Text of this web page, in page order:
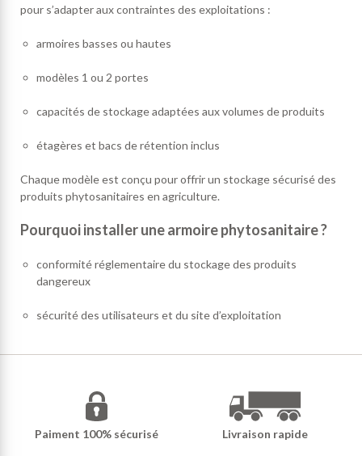
pour s’adapter aux contraintes des exploitations :
armoires basses ou hautes
modèles 1 ou 2 portes
capacités de stockage adaptées aux volumes de produits
étagères et bacs de rétention inclus
Chaque modèle est conçu pour offrir un stockage sécurisé des
produits phytosanitaires en agriculture.
Pourquoi installer une armoire phytosanitaire ?
conformité réglementaire du stockage des produits
dangereux
sécurité des utilisateurs et du site d’exploitation
Paiment 100% sécurisé Livraison rapide